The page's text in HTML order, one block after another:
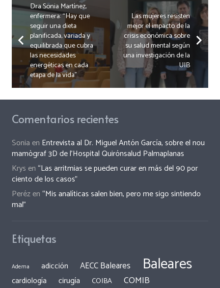
Dra Sonia Martínez,
enfermera: “Hay que
seguir una dieta
planificada, variada y
equilibrada que cubra
las necesidades
energéticas en cada
etapa de la vida”
Las mujeres resisten
mejor el impacto de la
crisis económica sobre
su salud mental según
una investigación de la
UIB
Comentarios recientes
Sonia en Entrevista al Dr. Miguel Antón García, sobre el nou
mamògraf 3D de l’Hospital Quirónsalud Palmaplanas
Krys en“Las arritmias se pueden curar en más del 90 por
ciento de los casos”
Perézen“Mis analíticas salen bien, pero me sigo sintiendo
mal”
Etiquetas
Adema adicción AECC Baleares Baleares
cardiología cirugía COIBA COMIB